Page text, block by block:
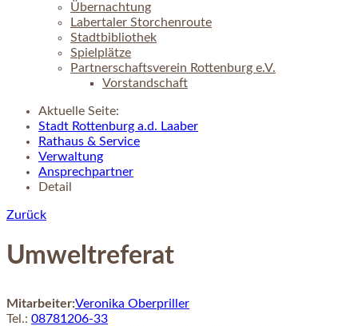
Übernachtung
Labertaler Storchenroute
Stadtbibliothek
Spielplätze
Partnerschaftsverein Rottenburg e.V.
Vorstandschaft
Aktuelle Seite:
Stadt Rottenburg a.d. Laaber
Rathaus & Service
Verwaltung
Ansprechpartner
Detail
Zurück
Umweltreferat
Mitarbeiter:Veronika Oberpriller
Tel.: 08781206-33